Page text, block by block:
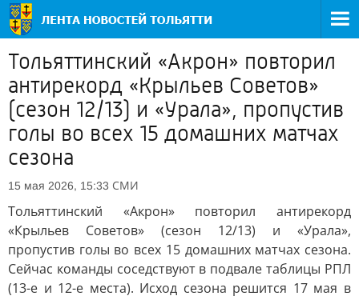
Тольяттинский «Акрон» повторил
антирекорд «Крыльев Советов»
(сезон 12/13) и «Урала», пропустив
голы во всех 15 домашних матчах
сезона
15 мая 2026, 15:33 СМИ
Тольяттинский «Акрон» повторил антирекорд
«Крыльев Советов» (сезон 12/13) и «Урала»,
пропустив голы во всех 15 домашних матчах сезона.
Сейчас команды соседствуют в подвале таблицы РПЛ
(13-е и 12-е места). Исход сезона решится 17 мая в